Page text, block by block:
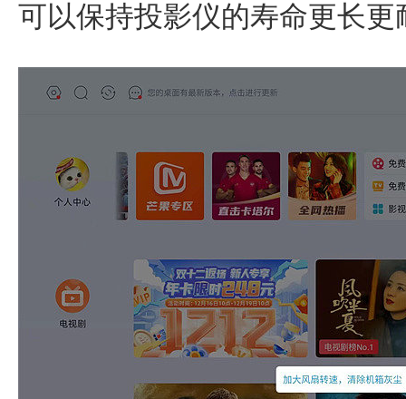
可以保持投影仪的寿命更长更